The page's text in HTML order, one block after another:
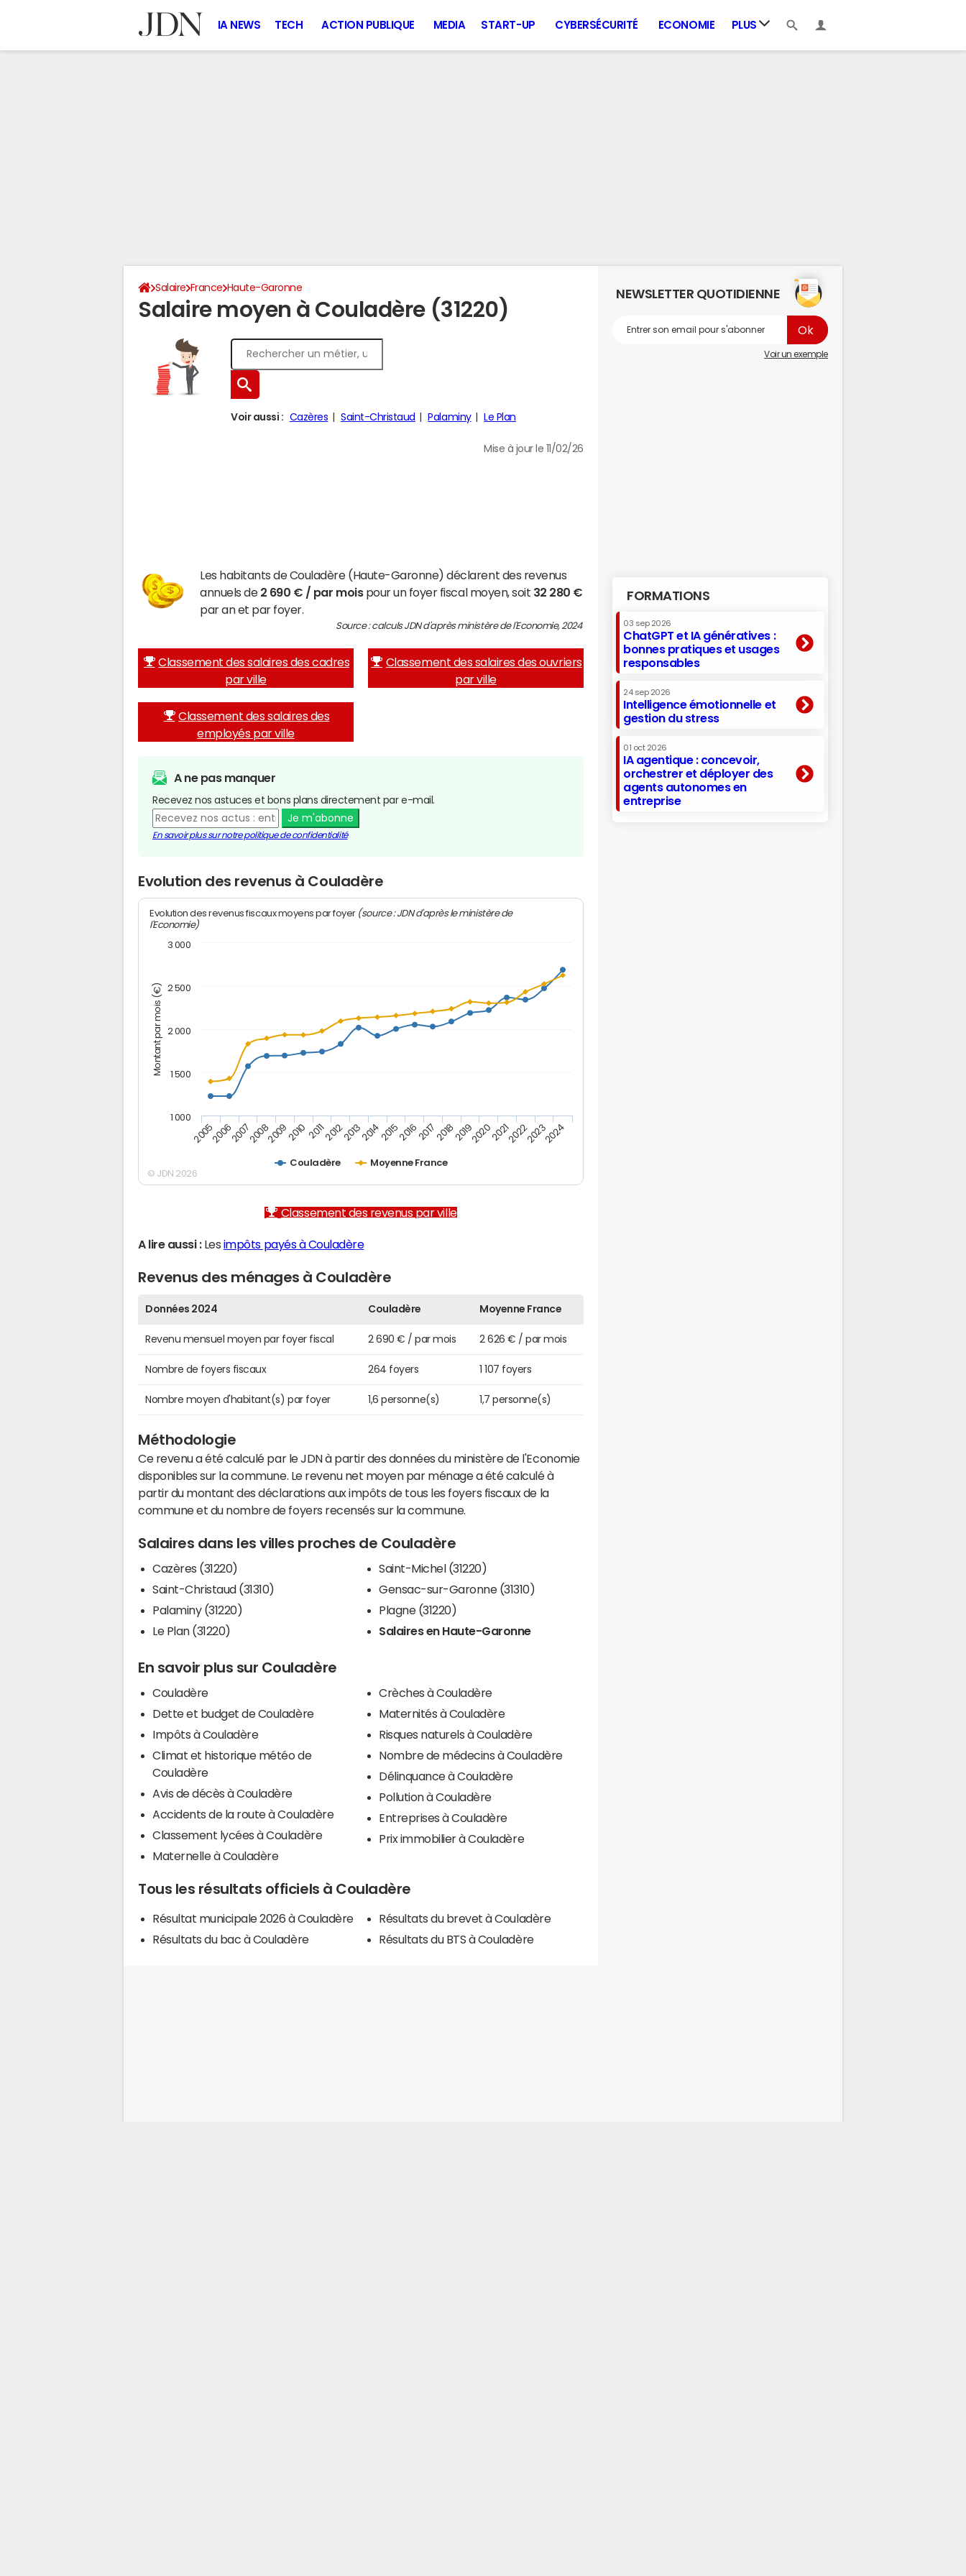
IA NEWS TECH ACTION PUBLIQUE MEDIA START-UP CYBERSÉCURITÉ ECONOMIE PLUS
Salaire France Haute-Garonne
Salaire moyen à Couladère (31220)
Voir aussi : Cazères Saint-Christaud Palaminy Le Plan
Mise à jour le 11/02/26
Les habitants de Couladère (Haute-Garonne) déclarent des revenus
annuels de 2 690 € / par moispour un foyer fiscal moyen, soit 32 280 €
par an et par foyer.
Source : calculs JDN d'après ministère de l'Economie, 2024
Classement des salaires des cadres
par ville
Classement des salaires des ouvriers
par ville
Classement des salaires des
employés par ville
A ne pas manquer
Recevez nos astuces et bons plans directement par e-mail.
Je m'abonne
En savoir plus sur notre politique de confidentialité
Evolution des revenus à Couladère
Montant par mois (€)
Evolution des revenus fiscaux moyens par foyer (source : JDN d'après le ministère de
l'Economie)
Couladère Moyenne France
200520062007200820092010 20112012201320142015201620172018201920202021202220232024
1 000
1 500
2 000
2 500
3 000
© JDN 2026
Classement des revenus par ville
A lire aussi :Les impôts payés à Couladère
Revenus des ménages à Couladère
Données 2024 Couladère Moyenne France
Revenu mensuel moyen par foyer fiscal 2 690 € / par mois 2 626 € / par mois
Nombre de foyers fiscaux 264 foyers 1 107 foyers
Nombre moyen d'habitant(s) par foyer 1,6 personne(s) 1,7 personne(s)
Méthodologie
Ce revenu a été calculé par le JDN à partir des données du ministère de l'Economie
disponibles sur la commune. Le revenu net moyen par ménage a été calculé à
partir du montant des déclarations aux impôts de tous les foyers fiscaux de la
commune et du nombre de foyers recensés sur la commune.
Salaires dans les villes proches de Couladère
Cazères (31220)
Saint-Christaud (31310)
Palaminy (31220)
Le Plan (31220)
Saint-Michel (31220)
Gensac-sur-Garonne (31310)
Plagne (31220)
Salaires en Haute-Garonne
En savoir plus sur Couladère
Couladère
Dette et budget de Couladère
Impôts à Couladère
Climat et historique météo de
Couladère
Avis de décès à Couladère
Accidents de la route à Couladère
Classement lycées à Couladère
Maternelle à Couladère
Crèches à Couladère
Maternités à Couladère
Risques naturels à Couladère
Nombre de médecins à Couladère
Délinquance à Couladère
Pollution à Couladère
Entreprises à Couladère
Prix immobilier à Couladère
Tous les résultats officiels à Couladère
Résultat municipale 2026 à Couladère
Résultats du bac à Couladère
Résultats du brevet à Couladère
Résultats du BTS à Couladère
NEWSLETTER QUOTIDIENNE
Voir un exemple
FORMATIONS
03 sep 2026
ChatGPT et IA génératives :
bonnes pratiques et usages
responsables
24 sep 2026
Intelligence émotionnelle et
gestion du stress
01 oct 2026
IA agentique : concevoir,
orchestrer et déployer des
agents autonomes en
entreprise